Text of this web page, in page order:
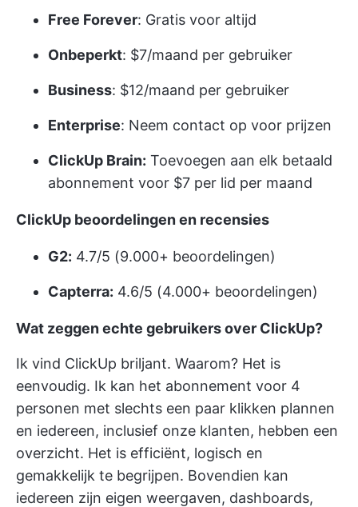
Free Forever: Gratis voor altijd
Onbeperkt: $7/maand per gebruiker
Business: $12/maand per gebruiker
Enterprise: Neem contact op voor prijzen
ClickUp Brain: Toevoegen aan elk betaald
abonnement voor $7 per lid per maand
ClickUp beoordelingen en recensies
G2: 4.7/5 (9.000+ beoordelingen)
Capterra: 4.6/5 (4.000+ beoordelingen)
Wat zeggen echte gebruikers over ClickUp?
Ik vind ClickUp briljant. Waarom? Het is
eenvoudig. Ik kan het abonnement voor 4
personen met slechts een paar klikken plannen
en iedereen, inclusief onze klanten, hebben een
overzicht. Het is efficiënt, logisch en
gemakkelijk te begrijpen. Bovendien kan
iedereen zijn eigen weergaven, dashboards,